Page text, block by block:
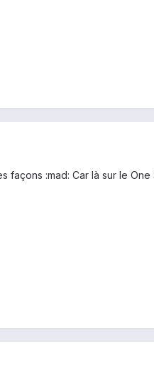
:mad: Car là sur le